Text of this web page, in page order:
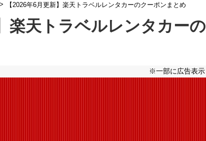
> 【2026年6月更新】楽天トラベルレンタカーのクーポンまとめ
楽天トラベルレンタカーの
※一部に広告表示